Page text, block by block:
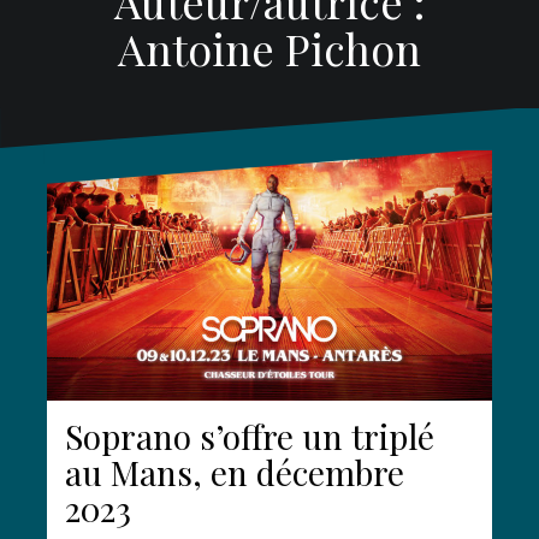
Antoine Pichon
Soprano s’offre un triplé
au Mans, en décembre
2023